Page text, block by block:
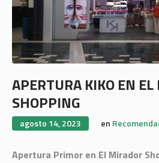
APERTURA KIKO EN
SHOPPING
agosto 14, 2023 en
Apertura Primor en El Mirador